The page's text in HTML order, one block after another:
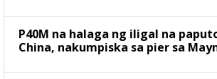
P40M na halaga ng iligal na
China, nakumpiska sa pier sa